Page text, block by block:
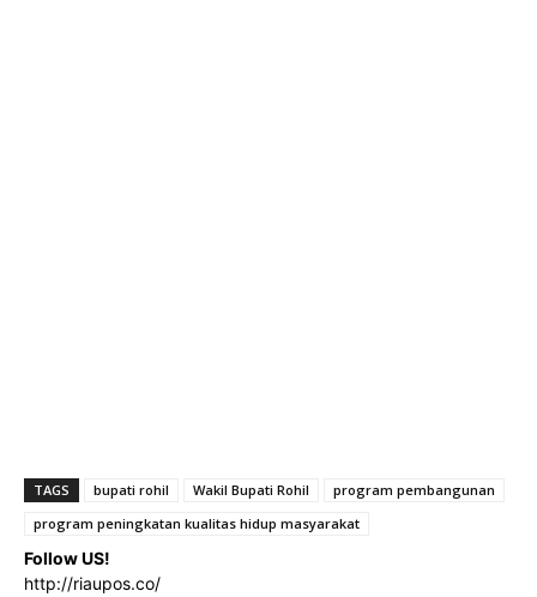
TAGS bupati rohil Wakil Bupati Rohil
program pembangunan
program peningkatan kualitas hidup masyarakat
Follow US!
http://riaupos.co/